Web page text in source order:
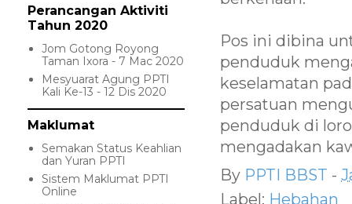
Pos ini dibina
penduduk
keselamatan
persatuan
penduduk di
mengadakan
By PPTI BBST -
Label: Hebahan
Perancangan Aktiviti
Tahun 2020
Jom Gotong Royong
Taman Ixora - 7 Mac 2020
Mesyuarat Agung PPTI
Kali Ke-13 - 12 Dis 2020
Maklumat
Semakan Status Keahlian
dan Yuran PPTI
Sistem Maklumat PPTI
Online